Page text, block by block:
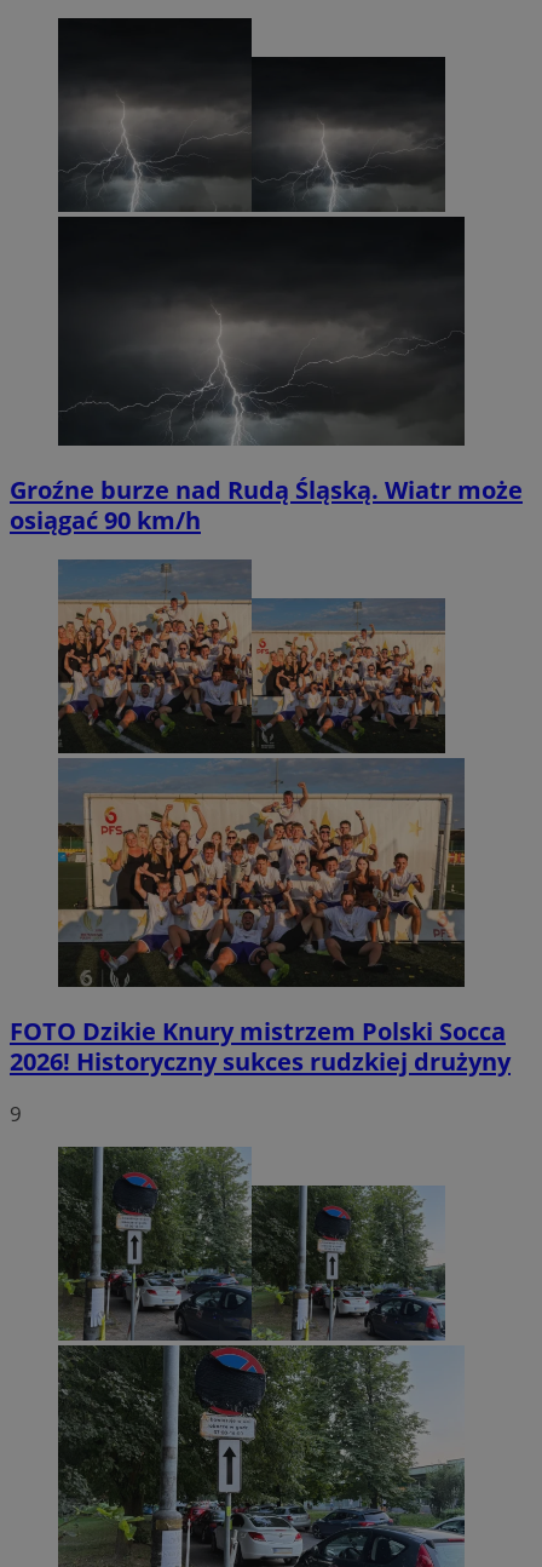
Groźne burze nad Rudą Śląską. Wiatr może
osiągać 90 km/h
FOTO Dzikie Knury mistrzem Polski Socca
2026! Historyczny sukces rudzkiej drużyny
9